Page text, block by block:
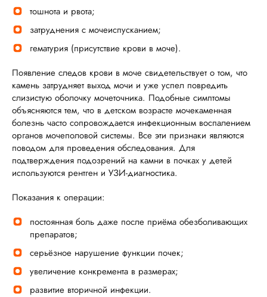
тошнота и рвота;
затруднения с мочеиспусканием;
гематурия (присутствие крови в моче).
Появление следов крови в моче свидетельствует о том, что
камень затрудняет выход мочи и уже успел повредить
слизистую оболочку мочеточника. Подобные симптомы
объясняются тем, что в детском возрасте мочекаменная
болезнь часто сопровождается инфекционным воспалением
органов мочеполовой системы. Все эти признаки являются
поводом для проведения обследования. Для
подтверждения подозрений на камни в почках у детей
используются рентген и УЗИ-диагностика.
Показания к операции:
постоянная боль даже после приёма обезболивающих
препаратов;
серьёзное нарушение функции почек;
увеличение конкремента в размерах;
развитие вторичной инфекции.